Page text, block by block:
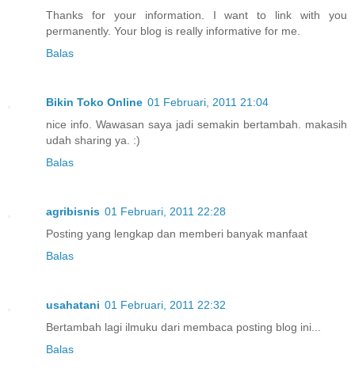
Thanks for your information. I want to link with you
permanently. Your blog is really informative for me.
Balas
Bikin Toko Online 01 Februari, 2011 21:04
nice info. Wawasan saya jadi semakin bertambah. makasih
udah sharing ya. :)
Balas
agribisnis 01 Februari, 2011 22:28
Posting yang lengkap dan memberi banyak manfaat
Balas
usahatani 01 Februari, 2011 22:32
Bertambah lagi ilmuku dari membaca posting blog ini...
Balas